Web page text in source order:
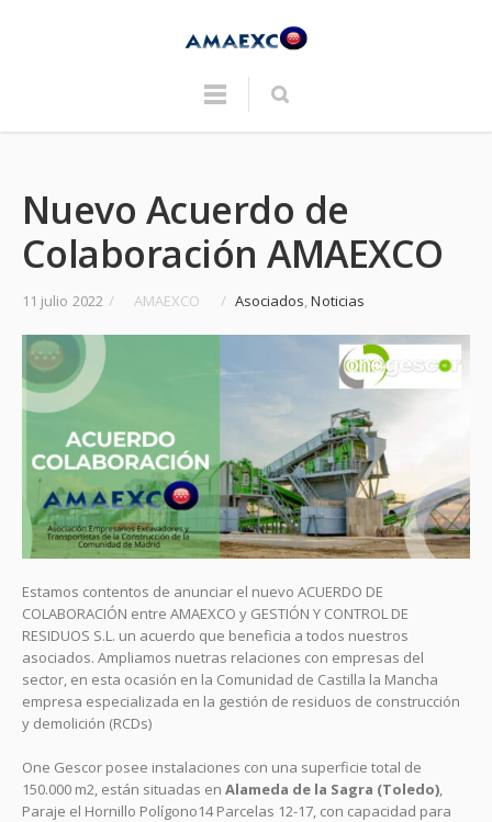
Nuevo Acuerdo de
Colaboración AMAEXCO
11 julio 2022 / AMAEXCO / Asociados,Noticias
Estamos contentos de anunciar el nuevo ACUERDO DE
COLABORACIÓN entre AMAEXCO y GESTIÓN Y CONTROL DE
RESIDUOS S.L. un acuerdo que beneficia a todos nuestros
asociados. Ampliamos nuetras relaciones con empresas del
sector, en esta ocasión en la Comunidad de Castilla la Mancha
empresa especializada en la gestión de residuos de construcción
y demolición (RCDs)
One Gescor posee instalaciones con una superficie total de
150.000 m2, están situadas en Alameda de la Sagra (Toledo),
Paraje el Hornillo Polígono14 Parcelas 12-17, con capacidad para